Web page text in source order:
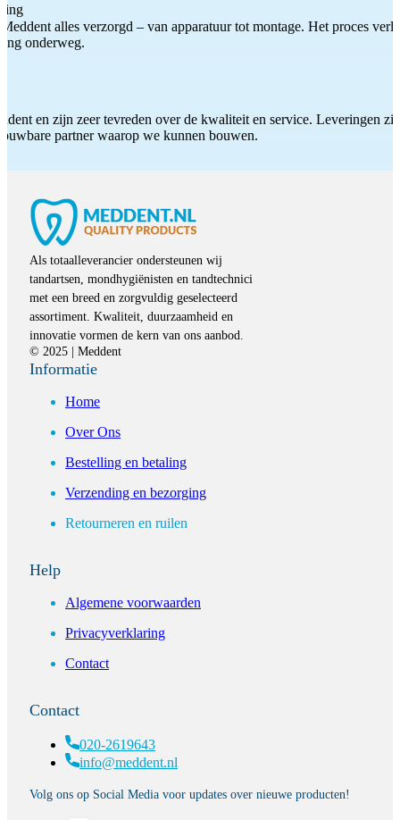
alles verzorgd – van apparatuur tot montage. Het proces
onderweg.
en zijn zeer tevreden over de kwaliteit en service. Leveringen
partner waarop we kunnen bouwen.
Als totaalleverancier ondersteunen wij
tandartsen, mondhygiënisten en tandtechnici
met een breed en zorgvuldig geselecteerd
assortiment. Kwaliteit, duurzaamheid en
innovatie vormen de kern van ons aanbod.
© 2025 | Meddent
Informatie
Home
Over Ons
Bestelling en betaling
Verzending en bezorging
Retourneren en ruilen
Help
Algemene voorwaarden
Privacyverklaring
Contact
Contact
020-2619643
info@meddent.nl
Volg ons op Social Media voor updates over nieuwe producten!